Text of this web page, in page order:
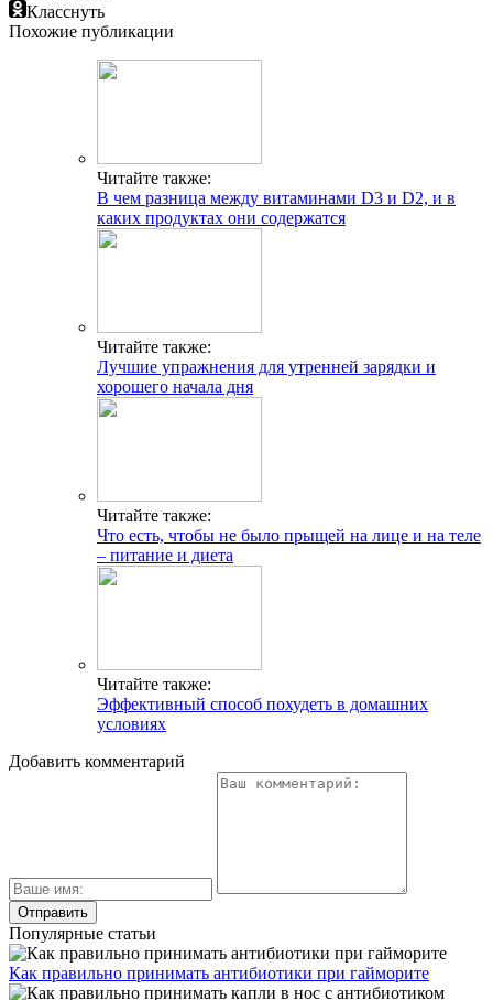
Класснуть
Похожие публикации
Читайте также:
В чем разница между витаминами D3 и D2, и в
каких продуктах они содержатся
Читайте также:
Лучшие упражнения для утренней зарядки и
хорошего начала дня
Читайте также:
Что есть, чтобы не было прыщей на лице и на теле
– питание и диета
Читайте также:
Эффективный способ похудеть в домашних
условиях
Добавить комментарий
Популярные статьи
Как правильно принимать антибиотики при гайморите